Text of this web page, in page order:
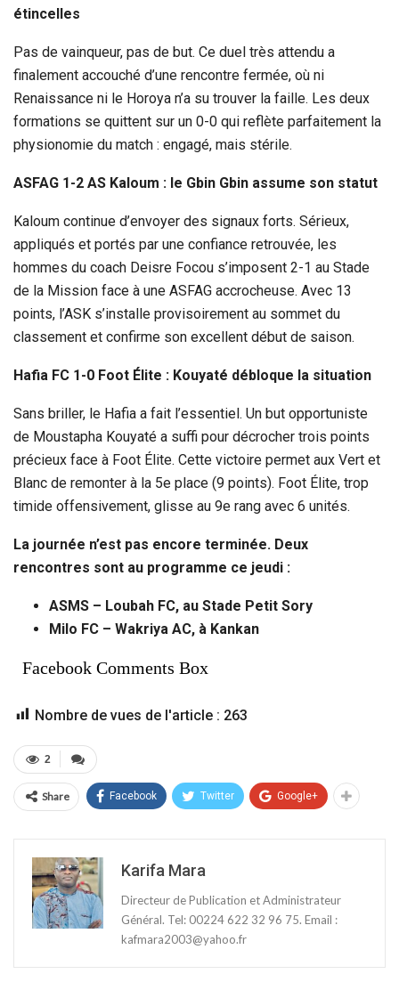
étincelles
Pas de vainqueur, pas de but. Ce duel très attendu a
finalement accouché d’une rencontre fermée, où ni
Renaissance ni le Horoya n’a su trouver la faille. Les deux
formations se quittent sur un 0-0 qui reflète parfaitement la
physionomie du match : engagé, mais stérile.
ASFAG 1-2 AS Kaloum : le Gbin Gbin assume son statut
Kaloum continue d’envoyer des signaux forts. Sérieux,
appliqués et portés par une confiance retrouvée, les
hommes du coach Deisre Focou s’imposent 2-1 au Stade
de la Mission face à une ASFAG accrocheuse. Avec 13
points, l’ASK s’installe provisoirement au sommet du
classement et confirme son excellent début de saison.
Hafia FC 1-0 Foot Élite : Kouyaté débloque la situation
Sans briller, le Hafia a fait l’essentiel. Un but opportuniste
de Moustapha Kouyaté a suffi pour décrocher trois points
précieux face à Foot Élite. Cette victoire permet aux Vert et
Blanc de remonter à la 5e place (9 points). Foot Élite, trop
timide offensivement, glisse au 9e rang avec 6 unités.
La journée n’est pas encore terminée. Deux
rencontres sont au programme ce jeudi :
ASMS – Loubah FC, au Stade Petit Sory
Milo FC – Wakriya AC, à Kankan
Facebook Comments Box
Nombre de vues de l'article : 263
2
Share Facebook Twitter Google+
Karifa Mara
Directeur de Publication et Administrateur
Général. Tel: 00224 622 32 96 75. Email :
kafmara2003@yahoo.fr